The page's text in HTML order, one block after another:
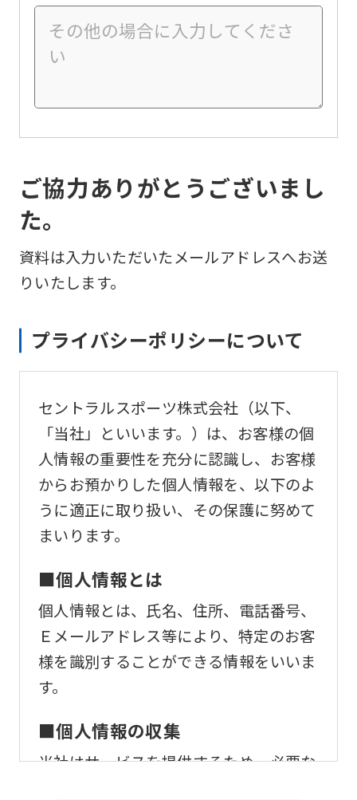
ご協力ありがとうございまし
た。
資料は入力いただいたメールアドレスへお送
りいたします。
プライバシーポリシーについて
セントラルスポーツ株式会社（以下、
「当社」といいます。）は、お客様の個
人情報の重要性を充分に認識し、お客様
からお預かりした個人情報を、以下のよ
うに適正に取り扱い、その保護に努めて
まいります。
■個人情報とは
個人情報とは、氏名、住所、電話番号、
Ｅメールアドレス等により、特定のお客
様を識別することができる情報をいいま
す。
■個人情報の収集
当社はサービスを提供するため、必要な